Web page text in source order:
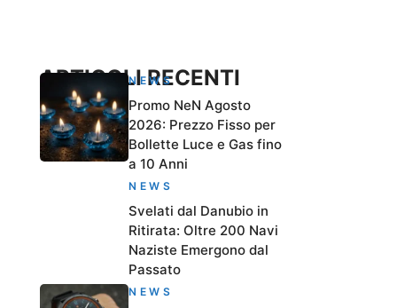
ARTICOLI RECENTI
NEWS
Promo NeN Agosto
2026: Prezzo Fisso per
Bollette Luce e Gas fino
a 10 Anni
NEWS
Svelati dal Danubio in
Ritirata: Oltre 200 Navi
Naziste Emergono dal
Passato
NEWS